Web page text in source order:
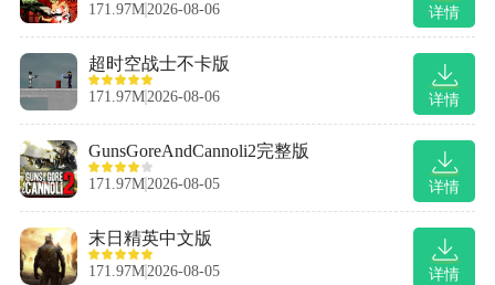
详情
171.97M2026-08-06
详情
超时空战士不卡版
171.97M2026-08-06
详情
GunsGoreAndCannoli2完整版
171.97M2026-08-05
详情
末日精英中文版
171.97M2026-08-05